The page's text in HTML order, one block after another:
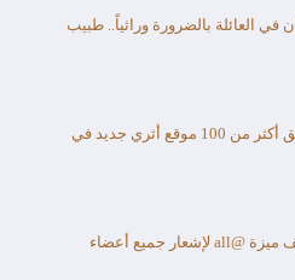
العائلة بالضرورة وراثياً.. طبيب
هيئة التراث توثق أكثر من 100 موقع أثري جديد في
“واتساب” يضيف ميزة @all لإشعار جميع أعضاء